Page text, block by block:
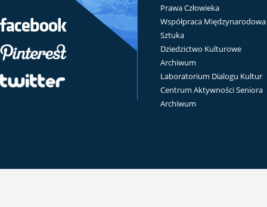
Prawa Człowieka
Współpraca Międzynarodowa
Sztuka
Dziedzictwo Kulturowe
Archiwum
Laboratorium Dialogu Kultur
Centrum Aktywności Seniora
Archiwum